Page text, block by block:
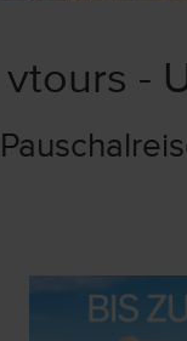
vtours -